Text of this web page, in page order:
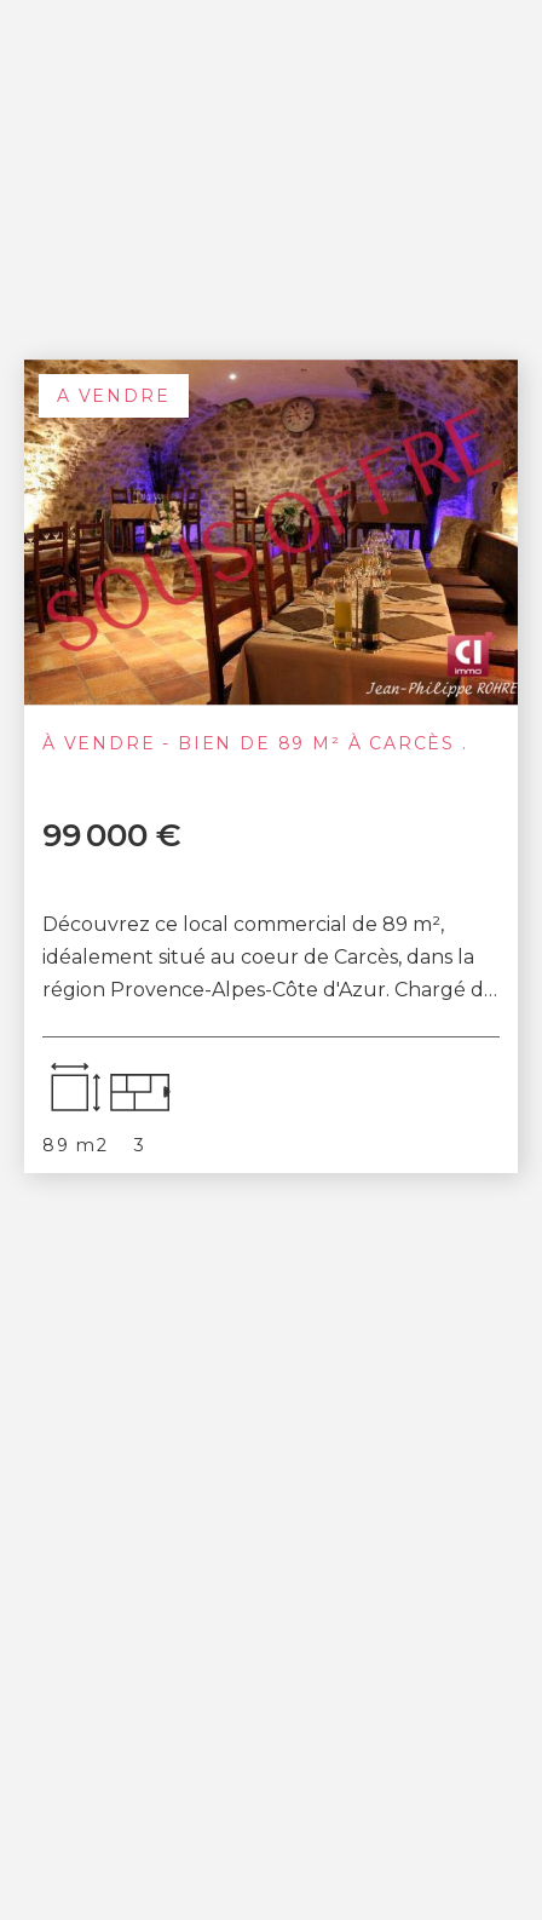
A VENDRE
À VENDRE - BIEN DE 89 M² À CARCÈS .
99 000 €
Découvrez ce local commercial de 89 m²,
idéalement situé au coeur de Carcès, dans la
région Provence-Alpes-Côte d'Azur. Chargé de
89 m2 3